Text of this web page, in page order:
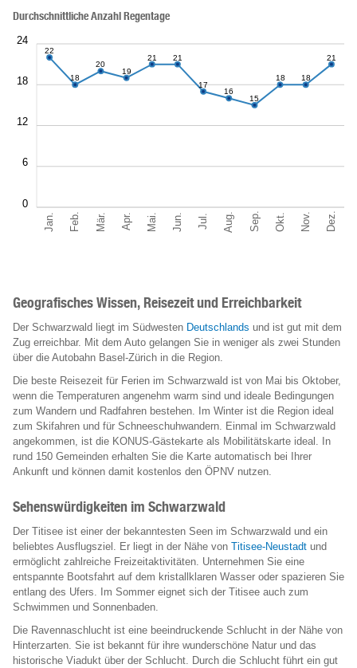
Jan. Feb. Mär. Apr. Mai. Jun. Jul. Aug. Sep. Okt. Nov. Dez.
0
6
12
18
24
Durchschnittliche Anzahl Regentage
22
18
20
19
21 21
17
16
15
18 18
21
Geografisches Wissen, Reisezeit und Erreichbarkeit
Der Schwarzwald liegt im Südwesten Deutschlands und ist gut mit dem
Zug erreichbar. Mit dem Auto gelangen Sie in weniger als zwei Stunden
über die Autobahn Basel-Zürich in die Region.
Die beste Reisezeit für Ferien im Schwarzwald ist von Mai bis Oktober,
wenn die Temperaturen angenehm warm sind und ideale Bedingungen
zum Wandern und Radfahren bestehen. Im Winter ist die Region ideal
zum Skifahren und für Schneeschuhwandern. Einmal im Schwarzwald
angekommen, ist die KONUS-Gästekarte als Mobilitätskarte ideal. In
rund 150 Gemeinden erhalten Sie die Karte automatisch bei Ihrer
Ankunft und können damit kostenlos den ÖPNV nutzen.
Sehenswürdigkeiten im Schwarzwald
Der Titisee ist einer der bekanntesten Seen im Schwarzwald und ein
beliebtes Ausflugsziel. Er liegt in der Nähe von Titisee-Neustadt und
ermöglicht zahlreiche Freizeitaktivitäten. Unternehmen Sie eine
entspannte Bootsfahrt auf dem kristallklaren Wasser oder spazieren Sie
entlang des Ufers. Im Sommer eignet sich der Titisee auch zum
Schwimmen und Sonnenbaden.
Die Ravennaschlucht ist eine beeindruckende Schlucht in der Nähe von
Hinterzarten. Sie ist bekannt für ihre wunderschöne Natur und das
historische Viadukt über der Schlucht. Durch die Schlucht führt ein gut